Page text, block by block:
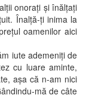
onoraţi şi înălţaţi
Înalţă-ţi inima la
oamenilor aici
iute ademeniţi de
cu luare aminte,
aşa că n-am nici
mă de câte